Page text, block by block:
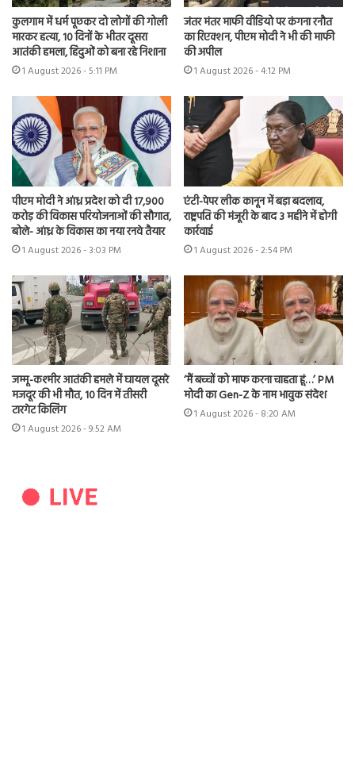
कुलगाम में धर्म पूछकर दो लोगों की गोली
मारकर हत्या, 10 दिनों के भीतर दूसरा
आतंकी हमला, हिंदुओं को बना रहे निशाना
1 August 2026 - 5:11 PM
जंतर मंतर माफी वीडियो पर कंगना रनौत
का रिएक्शन, पीएम मोदी ने भी की माफी
की अपील
1 August 2026 - 4:12 PM
पीएम मोदी ने आंध्र प्रदेश को दी 17,900
करोड़ की विकास परियोजनाओं की सौगात,
बोले- आंध्र के विकास का नया रनवे तैयार
1 August 2026 - 3:03 PM
एंटी-पेपर लीक कानून में बड़ा बदलाव,
राष्ट्रपति की मंजूरी के बाद 3 महीने में होगी
कार्रवाई
1 August 2026 - 2:54 PM
जम्मू-कश्मीर आतंकी हमले में घायल दूसरे
मजदूर की भी मौत, 10 दिन में तीसरी
टारगेट किलिंग
1 August 2026 - 9:52 AM
‘मैं बच्चों को माफ करना चाहता हूं…’ PM
मोदी का Gen-Z के नाम भावुक संदेश
1 August 2026 - 8:20 AM